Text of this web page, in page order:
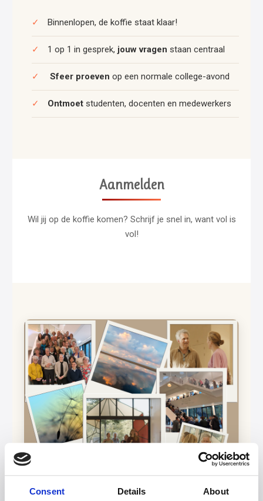
Consent Details About
✓ Binnenlopen, de koffie staat klaar!
✓ 1 op 1 in gesprek, jouw vragen staan centraal
✓ Sfeer proeven op een normale college-avond
✓ Ontmoet studenten, docenten en medewerkers
Aanmelden
Wil jij op de koffie komen? Schrijf je snel in, want vol is
vol!